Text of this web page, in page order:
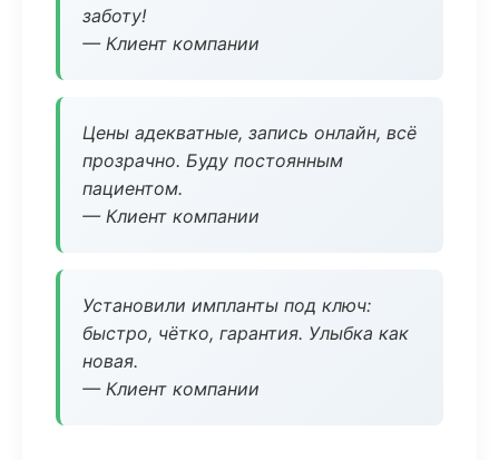
заботу!
— Клиент компании
Цены адекватные, запись онлайн, всё
прозрачно. Буду постоянным
пациентом.
— Клиент компании
Установили импланты под ключ:
быстро, чётко, гарантия. Улыбка как
новая.
— Клиент компании